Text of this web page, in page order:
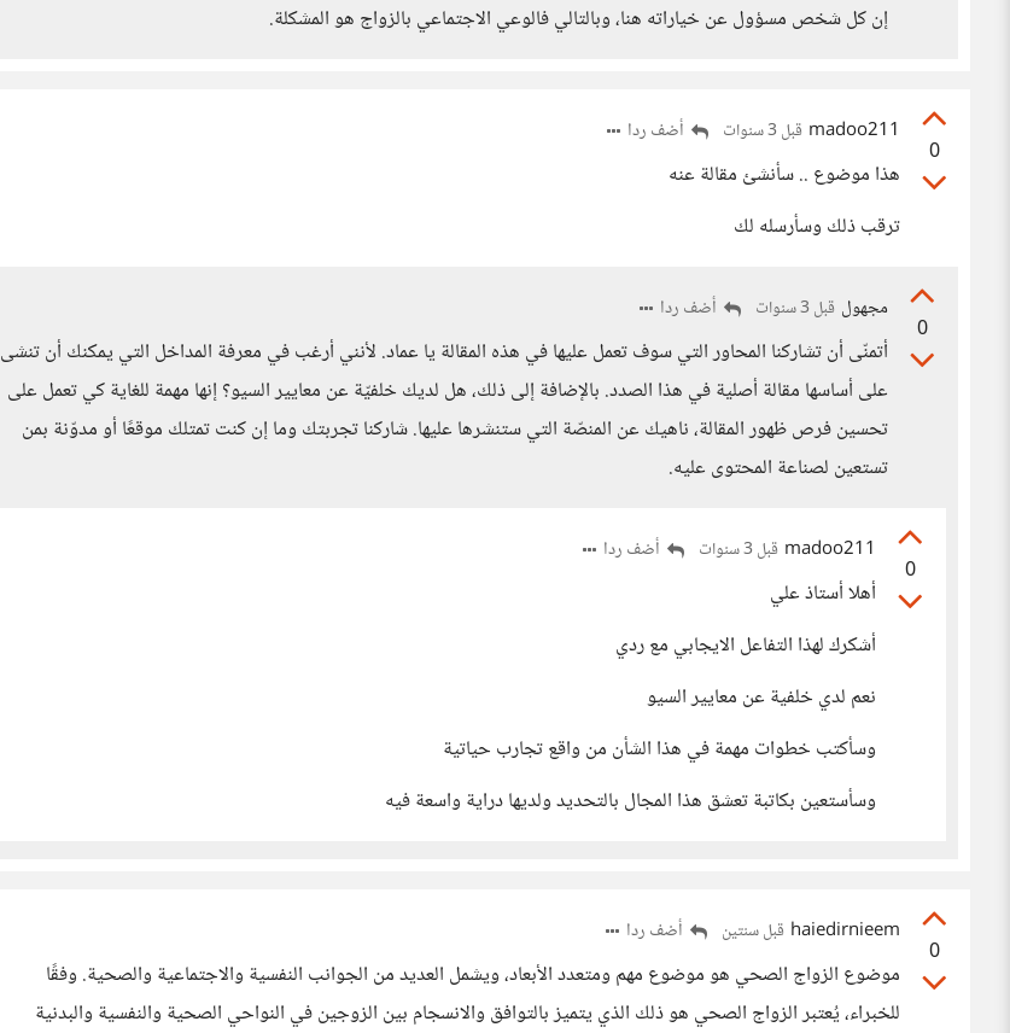
إن كل شخص مسؤول عن خياراته هنا، وبالتالي فالوعي الاجتماعي بالزواج هو المشكلة.
0
madoo211 قبل 3 سنوات أضف ردا
هذا موضوع .. سأنشئ مقالة عنه
ترقب ذلك وسأرسله لك
0
مجهول قبل 3 سنوات أضف ردا
أتمنّى أن تشاركنا المحاور التي سوف تعمل عليها في هذه المقالة يا عماد. لأنني أرغب في معرفة المداخل التي يمكنك أن تنشى
على أساسها مقالة أصلية في هذا الصدد. بالإضافة إلى ذلك، هل لديك خلفيّة عن معايير السيو؟ إنها مهمة للغاية كي تعمل على
تحسين فرص ظهور المقالة، ناهيك عن المنصّة التي ستنشرها عليها. شاركنا تجربتك وما إن كنت تمتلك موقعًا أو مدوّنة بمن
تستعين لصناعة المحتوى عليه.
0
madoo211 قبل 3 سنوات أضف ردا
أهلا أستاذ علي
أشكرك لهذا التفاعل الايجابي مع ردي
نعم لدي خلفية عن معايير السيو
وسأكتب خطوات مهمة في هذا الشأن من واقع تجارب حياتية
وسأستعين بكاتبة تعشق هذا المجال بالتحديد ولديها دراية واسعة فيه
0
haiedirnieem قبل سنتين أضف ردا
موضوع الزواج الصحي هو موضوع مهم ومتعدد الأبعاد، ويشمل العديد من الجوانب النفسية والاجتماعية والصحية. وفقًا
للخبراء، يُعتبر الزواج الصحي هو ذلك الذي يتميز بالتوافق والانسجام بين الزوجين في النواحي الصحية والنفسية والبدنية